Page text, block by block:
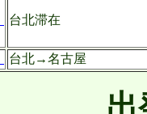
台北滞在
台北→名古屋
出